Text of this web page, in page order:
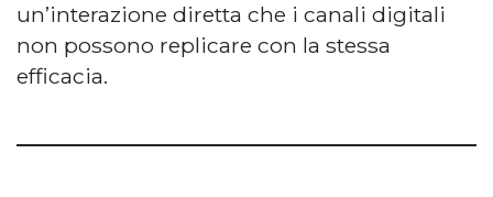
un’interazione diretta che i canali digitali
non possono replicare con la stessa
efficacia.